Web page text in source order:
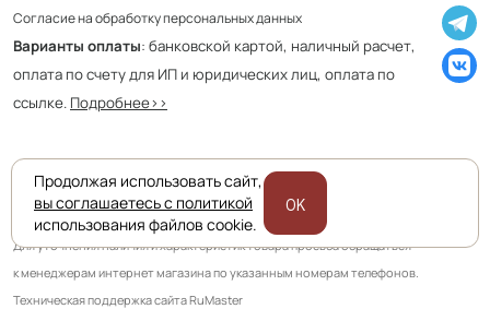
Согласие на обработку персональных данных
Варианты оплаты: банковской картой, наличный расчет,
оплата по счету для ИП и юридических лиц, оплата по
ссылке. Подробнее>>
Приведенная на сайте информация не является публичной офертой
и носит информационно ознакомительный характер.
Для уточнения наличия и характеристик товара просьба обращаться
к менеджерам интернет магазина по указанным номерам телефонов.
Техническая поддержка сайта RuMaster
Продолжая использовать сайт,
вы соглашаетесь с политикой
использования файлов cookie.
OK